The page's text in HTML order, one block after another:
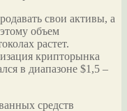
свои активы, а
объем
растет.
крипторынка
в диапазоне $1,5 –
средств